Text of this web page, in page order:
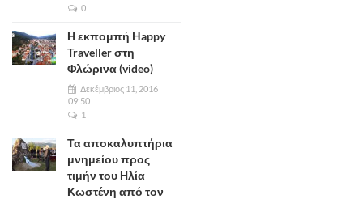
0
Η εκπομπή Happy
Traveller στη
Φλώρινα (video)
Δεκέμβριος 11, 2016
09:50
1
Τα αποκαλυπτήρια
μνημείου προς
τιμήν του Ηλία
Κωστένη από τον